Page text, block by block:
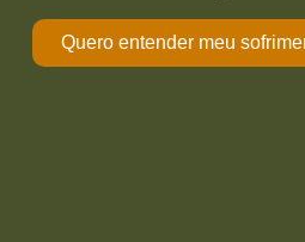
Quero entender meu